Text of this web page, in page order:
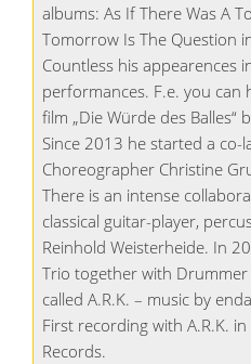
albums: As If There Was A
Tomorrow Is The Question
Countless his appearences
performances. F.e. you can
film „Die Würde des Balles“
Since 2013 he started a co-
Choreographer Christine
There is an intense
classical guitar-player,
Reinhold Weisterheide. In
Trio together with
called A.R.K. – music by
First recording with A.R.K.
Records.